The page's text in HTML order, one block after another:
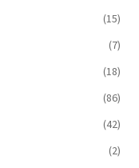
(15)
(7)
(18)
(86)
(42)
(2)